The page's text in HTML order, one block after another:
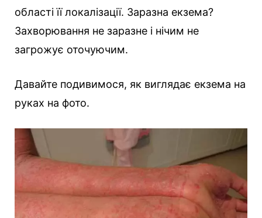
області її локалізації. Заразна екзема?
Захворювання не заразне і нічим не
загрожує оточуючим.
Давайте подивимося, як виглядає екзема на
руках на фото.